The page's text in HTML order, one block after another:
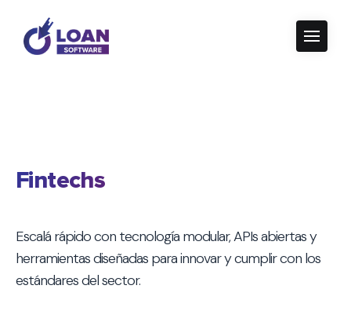
Fintechs
Escalá rápido con tecnología modular, APIs abiertas y
herramientas diseñadas para innovar y cumplir con los
estándares del sector.